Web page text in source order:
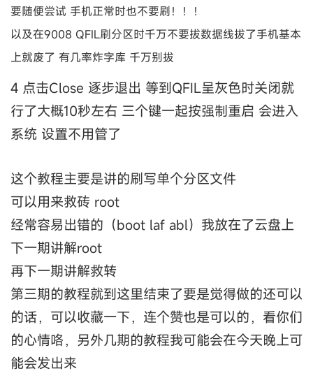
要随便尝试 手机正常时也不要刷！！！
以及在9008 QFIL刷分区时千万不要拔数据线拔了手机基本
上就废了 有几率炸字库 千万别拔
4 点击Close 逐步退出 等到QFIL呈灰色时关闭就
行了大概10秒左右 三个键一起按强制重启 会进入
系统 设置不用管了
这个教程主要是讲的刷写单个分区文件
可以用来救砖 root
经常容易出错的（boot laf abl）我放在了云盘上
下一期讲解root
再下一期讲解救转
第三期的教程就到这里结束了要是觉得做的还可以
的话，可以收藏一下，连个赞也是可以的，看你们
的心情咯，另外几期的教程我可能会在今天晚上可
能会发出来